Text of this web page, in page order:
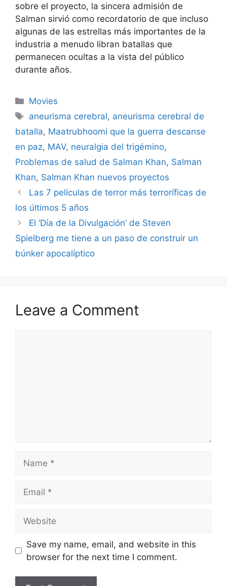
sobre el proyecto, la sincera admisión de
Salman sirvió como recordatorio de que incluso
algunas de las estrellas más importantes de la
industria a menudo libran batallas que
permanecen ocultas a la vista del público
durante años.
Categories
Movies
Tags
aneurisma cerebral, aneurisma cerebral de
batalla, Maatrubhoomi que la guerra descanse
en paz, MAV, neuralgia del trigémino,
Problemas de salud de Salman Khan, Salman
Khan, Salman Khan nuevos proyectos
Las 7 películas de terror más terroríficas de
los últimos 5 años
El ‘Día de la Divulgación’ de Steven
Spielberg me tiene a un paso de construir un
búnker apocalíptico
Leave a Comment
Save my name, email, and website in this
browser for the next time I comment.